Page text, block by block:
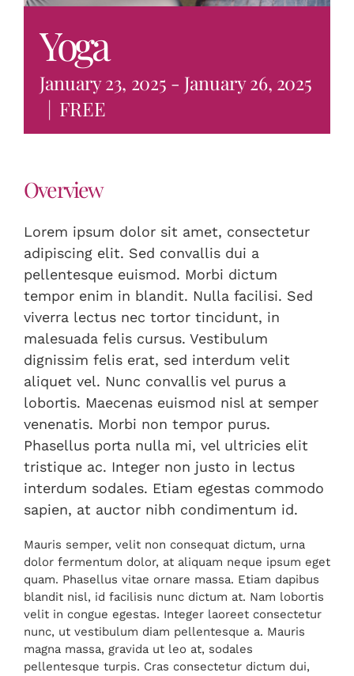
Yoga
January 23, 2025 - January 26, 2025
| FREE
Overview
Lorem ipsum dolor sit amet, consectetur
adipiscing elit. Sed convallis dui a
pellentesque euismod. Morbi dictum
tempor enim in blandit. Nulla facilisi. Sed
viverra lectus nec tortor tincidunt, in
malesuada felis cursus. Vestibulum
dignissim felis erat, sed interdum velit
aliquet vel. Nunc convallis vel purus a
lobortis. Maecenas euismod nisl at semper
venenatis. Morbi non tempor purus.
Phasellus porta nulla mi, vel ultricies elit
tristique ac. Integer non justo in lectus
interdum sodales. Etiam egestas commodo
sapien, at auctor nibh condimentum id.
Mauris semper, velit non consequat dictum, urna
dolor fermentum dolor, at aliquam neque ipsum eget
quam. Phasellus vitae ornare massa. Etiam dapibus
blandit nisl, id facilisis nunc dictum at. Nam lobortis
velit in congue egestas. Integer laoreet consectetur
nunc, ut vestibulum diam pellentesque a. Mauris
magna massa, gravida ut leo at, sodales
pellentesque turpis. Cras consectetur dictum dui,